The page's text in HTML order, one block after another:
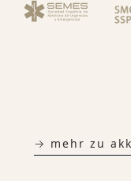
→ mehr zu